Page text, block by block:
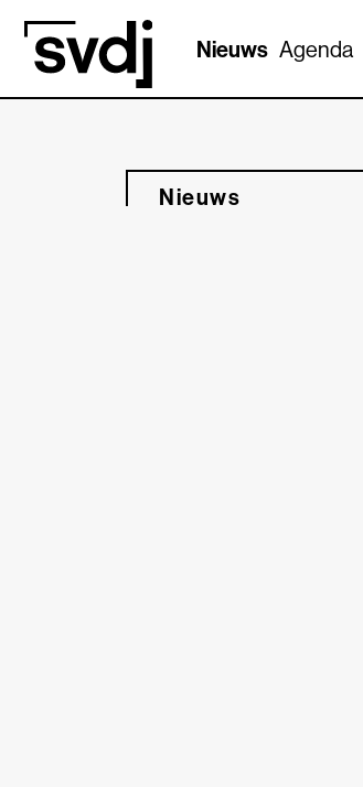
Naar hoofdinhoud
Nieuws Agenda
Nieuws